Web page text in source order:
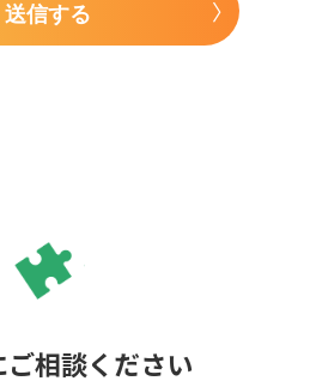
送信する
ご相談ください